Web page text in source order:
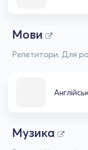
Мови
Репетитори. Для
Музика